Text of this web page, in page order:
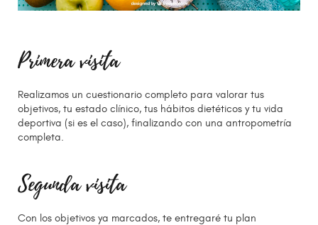
Primera visita
Realizamos un cuestionario completo para valorar tus
objetivos, tu estado clínico, tus hábitos dietéticos y tu vida
deportiva (si es el caso), finalizando con una antropometría
completa.
Segunda visita
Con los objetivos ya marcados, te entregaré tu plan